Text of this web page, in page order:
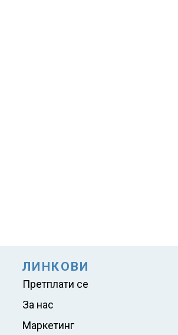
ЛИНКОВИ
Претплати се
За нас
Маркетинг